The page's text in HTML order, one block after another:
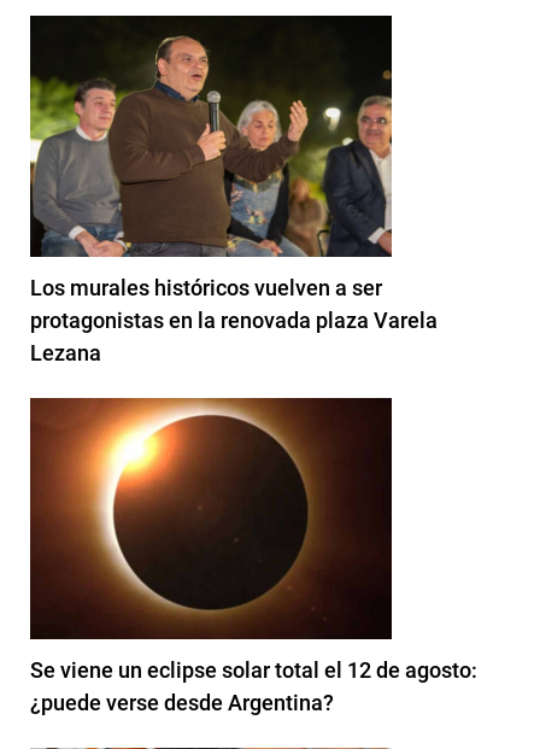
Los murales históricos vuelven a ser
protagonistas en la renovada plaza Varela
Lezana
Se viene un eclipse solar total el 12 de agosto:
¿puede verse desde Argentina?